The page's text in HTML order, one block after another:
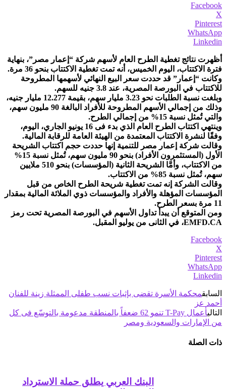
Facebook
X
Pinterest
WhatsApp
Linkedin
أظهرت نتائج تغطية الطرح العام لأسهم شركة “إعمار مصر”، بنهاية
فترة الاكتتاب، اليوم الخميس، أنه تمت تغطية الاكتتاب بنحو 36 مرة.
وكانت “إعمار” قد حددت سعر البيع النهائي لأسهمها المطروحة
للاكتتاب في البورصة المصرية، عند 3.8 جنيه للسهم.
وبلغت نسبة الطلبات نحو 3.23 مليار سهم، بقيمة 12.277 مليار جنيه،
وذلك من إجمالي الأسهم المطروحة للأفراد البالغة 90 مليون سهم،
والتي تُمثل نسبة 15% من إجمالي الطرح.
وينتهي اكتتاب الطرح العام الذي بدء فى 16 يونيو الجاري، اليوم،
وفقًا لنشرة الاكتتاب المعتمدة من الهيئة العامة للرقابة المالية.
وقالت شركة إعمار مصر للتنمية إنها حددت حجم اكتتاب الشريحة
الأول (المستثمرون الأفراد) بنحو 90 مليون سهم، تُمثل نسبة 15%
من الاكتتاب، وأمَّا الشريحة الثانية (المؤسسات) بنحو 510 ملايين
سهم، تُمثل نسبة 85% من الاكتتاب.
وقالت الشركة إنه تمت تغطية شريحة الطرح الخاص من قبل
المؤسسات المؤهلة والأفراد والمؤسسات ذوي الملائة المالية بمقدار
11 مرة بسعر الطرح.
ومن المتوقع أن يبدأ تداول الأسهم في البورصة المصرية تحت رمز
EMFD.CA، في الثانى من يوليو المقبل.
Facebook
X
Pinterest
WhatsApp
Linkedin
السابقمحكمة الأسرة تقضى بإثبات نسب طفلى الممثلة زينة للفنان
أحمد عز
التالي
أعمال T-Pay تنمو 62 ضعفاً بالمنطقة مدعومة بالتوسّع فى كل
من الإمارات والسعودية ومصر
ذات الصلة
البنك العربي يطلق حملة الاسترداد